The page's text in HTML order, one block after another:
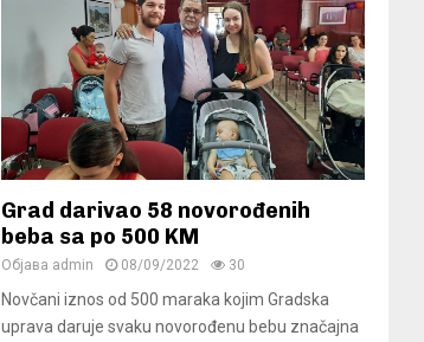
Grad darivao 58 novorođenih
beba sa po 500 KM
Објава admin 08/09/2022 30
Novčani iznos od 500 maraka kojim Gradska
uprava daruje svaku novorođenu bebu značajna